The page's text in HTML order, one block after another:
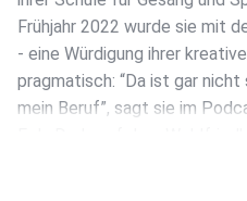
Frühjahr 2022 wurde sie mit
- eine Würdigung ihrer
pragmatisch: “Da ist gar
mein Beruf”, sagt sie im